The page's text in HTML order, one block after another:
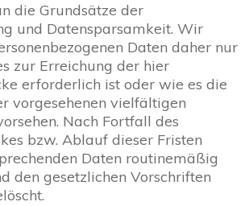
die Grundsätze der
und Datensparsamkeit. Wir
Daten daher nur
zur Erreichung der hier
erforderlich ist oder wie es die
vorgesehenen vielfältigen
Nach Fortfall des
bzw. Ablauf dieser Fristen
Daten routinemäßig
den gesetzlichen Vorschriften